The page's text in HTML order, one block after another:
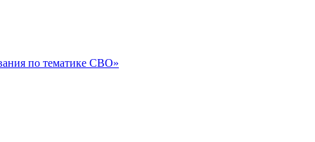
по тематике СВО»